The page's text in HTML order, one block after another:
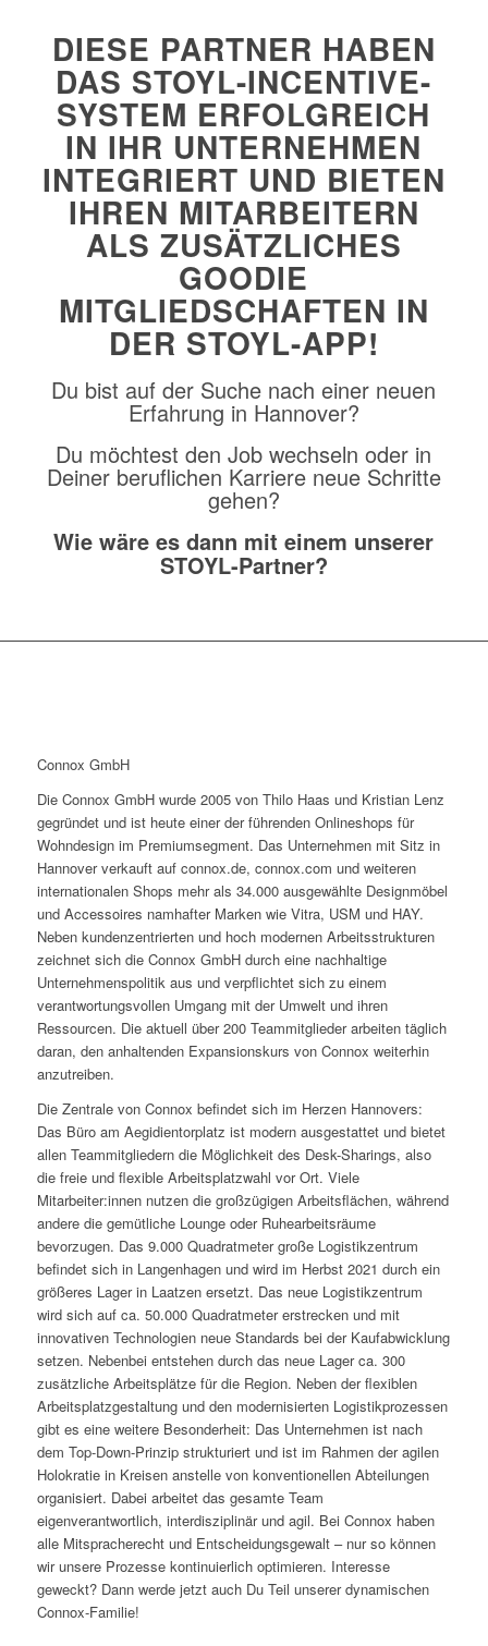
DIESE PARTNER HABEN
DAS STOYL-INCENTIVE-
SYSTEM ERFOLGREICH
IN IHR UNTERNEHMEN
INTEGRIERT UND BIETEN
IHREN MITARBEITERN
ALS ZUSÄTZLICHES
GOODIE
MITGLIEDSCHAFTEN IN
DER STOYL-APP!
Du bist auf der Suche nach einer neuen
Erfahrung in Hannover?
Du möchtest den Job wechseln oder in
Deiner beruflichen Karriere neue Schritte
gehen?
Wie wäre es dann mit einem unserer
STOYL-Partner?
Connox GmbH
Die Connox GmbH wurde 2005 von Thilo Haas und Kristian Lenz
gegründet und ist heute einer der führenden Onlineshops für
Wohndesign im Premiumsegment. Das Unternehmen mit Sitz in
Hannover verkauft auf connox.de, connox.com und weiteren
internationalen Shops mehr als 34.000 ausgewählte Designmöbel
und Accessoires namhafter Marken wie Vitra, USM und HAY.
Neben kundenzentrierten und hoch modernen Arbeitsstrukturen
zeichnet sich die Connox GmbH durch eine nachhaltige
Unternehmenspolitik aus und verpflichtet sich zu einem
verantwortungsvollen Umgang mit der Umwelt und ihren
Ressourcen. Die aktuell über 200 Teammitglieder arbeiten täglich
daran, den anhaltenden Expansionskurs von Connox weiterhin
anzutreiben.
Die Zentrale von Connox befindet sich im Herzen Hannovers:
Das Büro am Aegidientorplatz ist modern ausgestattet und bietet
allen Teammitgliedern die Möglichkeit des Desk-Sharings, also
die freie und flexible Arbeitsplatzwahl vor Ort. Viele
Mitarbeiter:innen nutzen die großzügigen Arbeitsflächen, während
andere die gemütliche Lounge oder Ruhearbeitsräume
bevorzugen. Das 9.000 Quadratmeter große Logistikzentrum
befindet sich in Langenhagen und wird im Herbst 2021 durch ein
größeres Lager in Laatzen ersetzt. Das neue Logistikzentrum
wird sich auf ca. 50.000 Quadratmeter erstrecken und mit
innovativen Technologien neue Standards bei der Kaufabwicklung
setzen. Nebenbei entstehen durch das neue Lager ca. 300
zusätzliche Arbeitsplätze für die Region. Neben der flexiblen
Arbeitsplatzgestaltung und den modernisierten Logistikprozessen
gibt es eine weitere Besonderheit: Das Unternehmen ist nach
dem Top-Down-Prinzip strukturiert und ist im Rahmen der agilen
Holokratie in Kreisen anstelle von konventionellen Abteilungen
organisiert. Dabei arbeitet das gesamte Team
eigenverantwortlich, interdisziplinär und agil. Bei Connox haben
alle Mitspracherecht und Entscheidungsgewalt – nur so können
wir unsere Prozesse kontinuierlich optimieren. Interesse
geweckt? Dann werde jetzt auch Du Teil unserer dynamischen
Connox-Familie!